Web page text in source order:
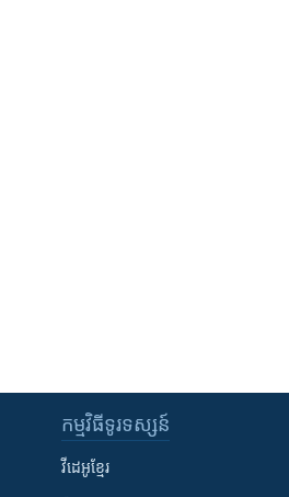
កម្មវិធី​ទូរទស្សន៍
វីដេអូ​ខ្មែរ